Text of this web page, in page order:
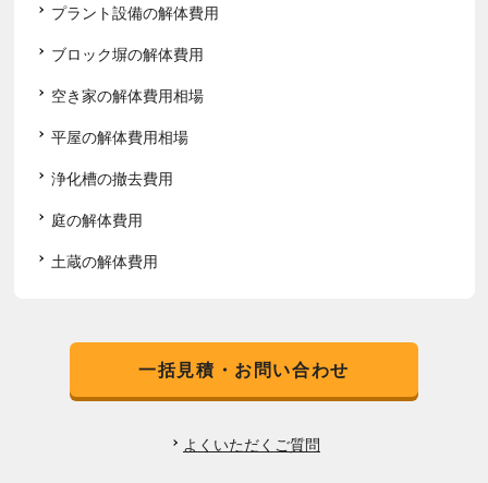
プラント設備の解体費用
ブロック塀の解体費用
空き家の解体費用相場
平屋の解体費用相場
浄化槽の撤去費用
庭の解体費用
土蔵の解体費用
一括見積・お問い合わせ
よくいただくご質問